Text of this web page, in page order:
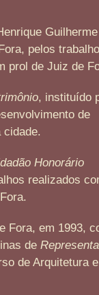
Guilherme
pelos
prol de Juiz de
, instituído
de
cidade.
Honorário
realizados
Fora, em 1993,
de
de Arquitetura e